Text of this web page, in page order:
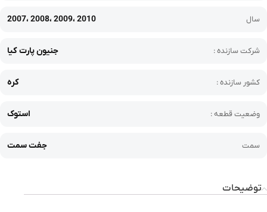
سال 2007، 2008، 2009، 2010
شرکت سازنده : جنیون پارت کیا
کشور سازنده : کره
وضعیت قطعه : استوک
سمت جفت سمت
توضیحات